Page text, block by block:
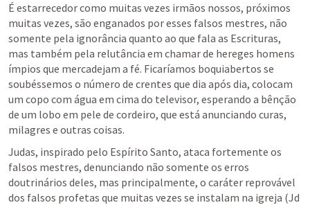
É estarrecedor como muitas vezes irmãos nossos, próximos
muitas vezes, são enganados por esses falsos mestres, não
somente pela ignorância quanto ao que fala as Escrituras,
mas também pela relutância em chamar de hereges homens
ímpios que mercadejam a fé. Ficaríamos boquiabertos se
soubéssemos o número de crentes que dia após dia, colocam
um copo com água em cima do televisor, esperando a bênção
de um lobo em pele de cordeiro, que está anunciando curas,
milagres e outras coisas.
Judas, inspirado pelo Espírito Santo, ataca fortemente os
falsos mestres, denunciando não somente os erros
doutrinários deles, mas principalmente, o caráter reprovável
dos falsos profetas que muitas vezes se instalam na igreja (Jd